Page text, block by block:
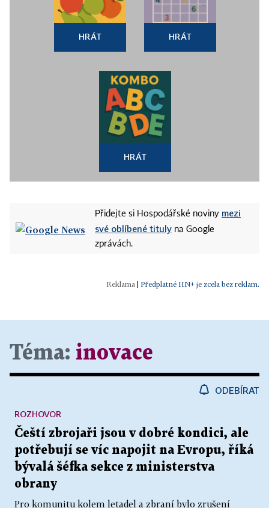
HRÁT HRÁT
HRÁT
Přidejte si Hospodářské noviny mezi
své oblíbené tituly na Google
zprávách.
Předplatné HN+ je zcela bez reklam.
Téma: inovace
ODEBÍRAT
Čeští zbrojaři jsou v dobré kondici, ale
potřebují se víc napojit na Evropu, říká
bývalá šéfka sekce z ministerstva
obrany
Pro komunitu kolem letadel a zbraní bylo zrušení
ROZHOVOR